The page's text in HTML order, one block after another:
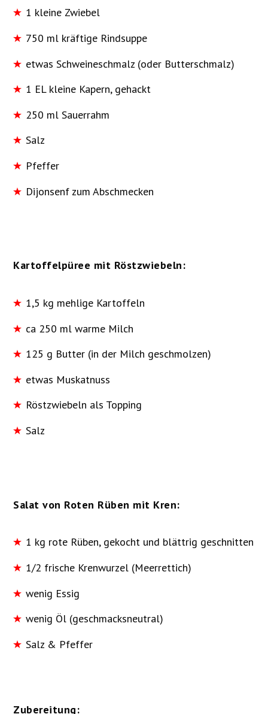
1 kleine Zwiebel
750 ml kräftige Rindsuppe
etwas Schweineschmalz (oder Butterschmalz)
1 EL kleine Kapern, gehackt
250 ml Sauerrahm
Salz
Pfeffer
Dijonsenf zum Abschmecken
Kartoffelpüree mit Röstzwiebeln:
1,5 kg mehlige Kartoffeln
ca 250 ml warme Milch
125 g Butter (in der Milch geschmolzen)
etwas Muskatnuss
Röstzwiebeln als Topping
Salz
Salat von Roten Rüben mit Kren:
1 kg rote Rüben, gekocht und blättrig geschnitten
1/2 frische Krenwurzel (Meerrettich)
wenig Essig
wenig Öl (geschmacksneutral)
Salz & Pfeffer
Zubereitung: